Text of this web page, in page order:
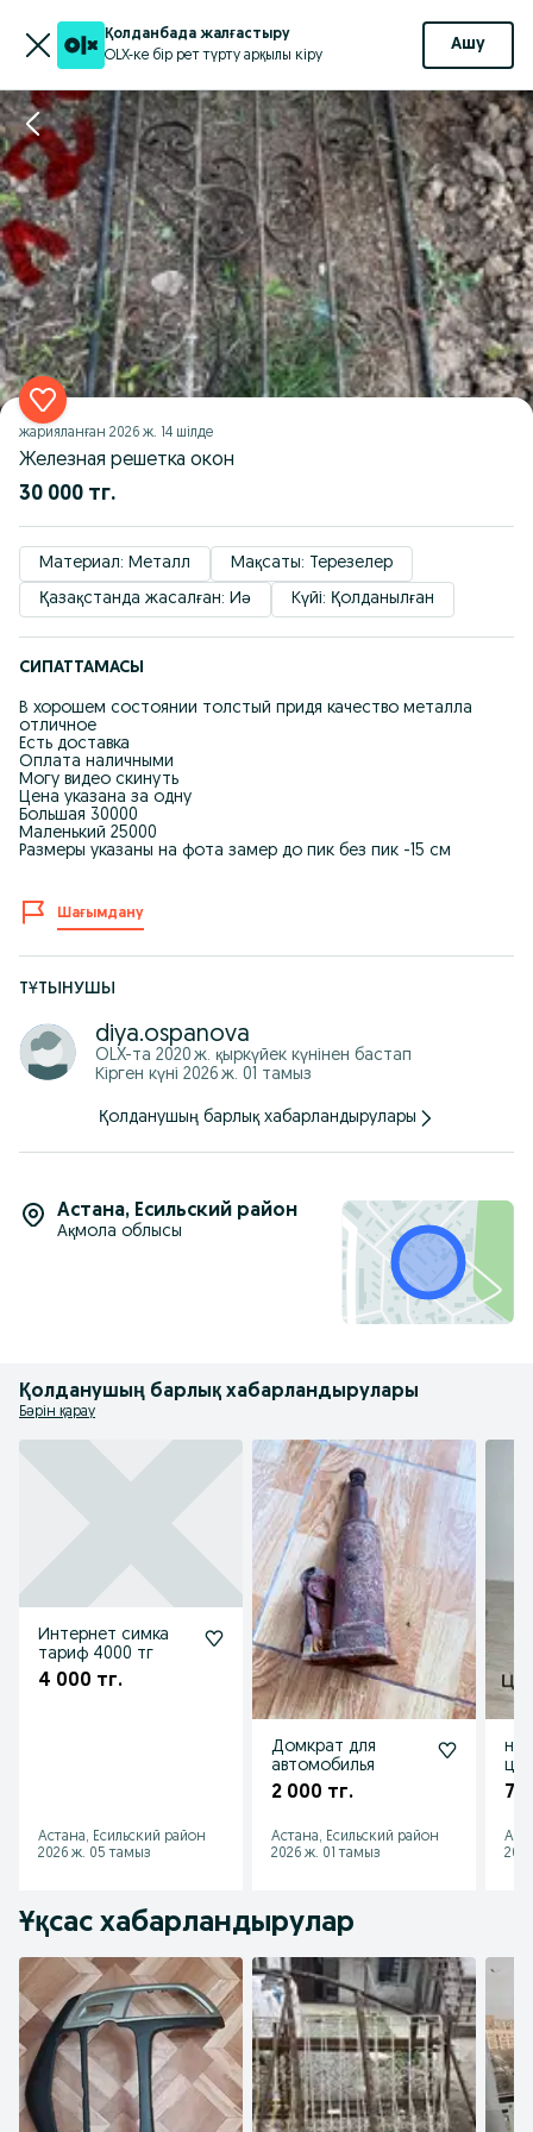
Қолданбада жалғастыру
OLX-ке бір рет түрту арқылы кіру
Ашу
жарияланған 2026 ж. 14 шілде
Железная решетка окон
30 000 тг.
Материал: Металл
Мақсаты: Терезелер
Қазақстанда жасалған: Иә
Күйі: Қолданылған
СИПАТТАМАСЫ
В хорошем состоянии толстый придя качество металла
отличное
Есть доставка
Оплата наличными
Могу видео скинуть
Цена указана за одну
Большая 30000
Маленький 25000
Размеры указаны на фота замер до пик без пик -15 см
Шағымдану
ТҰТЫНУШЫ
diya.ospanova
OLX-та 2020 ж. қыркүйек күнінен бастап
Кірген күні 2026 ж. 01 тамыз
Қолданушың барлық хабарландырулары
Астана, Есильский район
Ақмола облысы
Қолданушың барлық хабарландырулары
Бәрін қарау
Интернет симка
тариф 4000 тг
4 000 тг.
Астана, Есильский район
2026 ж. 05 тамыз
Домкрат для
автомобилья
2 000 тг.
Астана, Есильский район
2026 ж. 01 тамыз
7
Ұқсас хабарландырулар